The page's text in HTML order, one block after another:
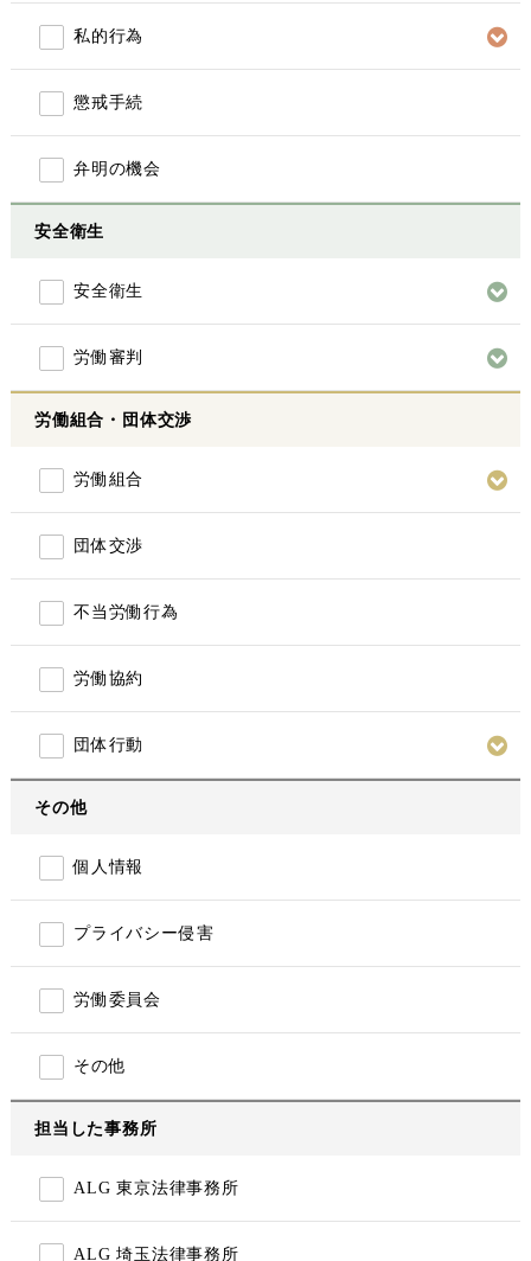
私的行為
懲戒手続
弁明の機会
安全衛生
安全衛生
労働審判
労働組合・団体交渉
労働組合
団体交渉
不当労働行為
労働協約
団体行動
その他
個人情報
プライバシー侵害
労働委員会
その他
担当した事務所
ALG 東京法律事務所
ALG 埼玉法律事務所